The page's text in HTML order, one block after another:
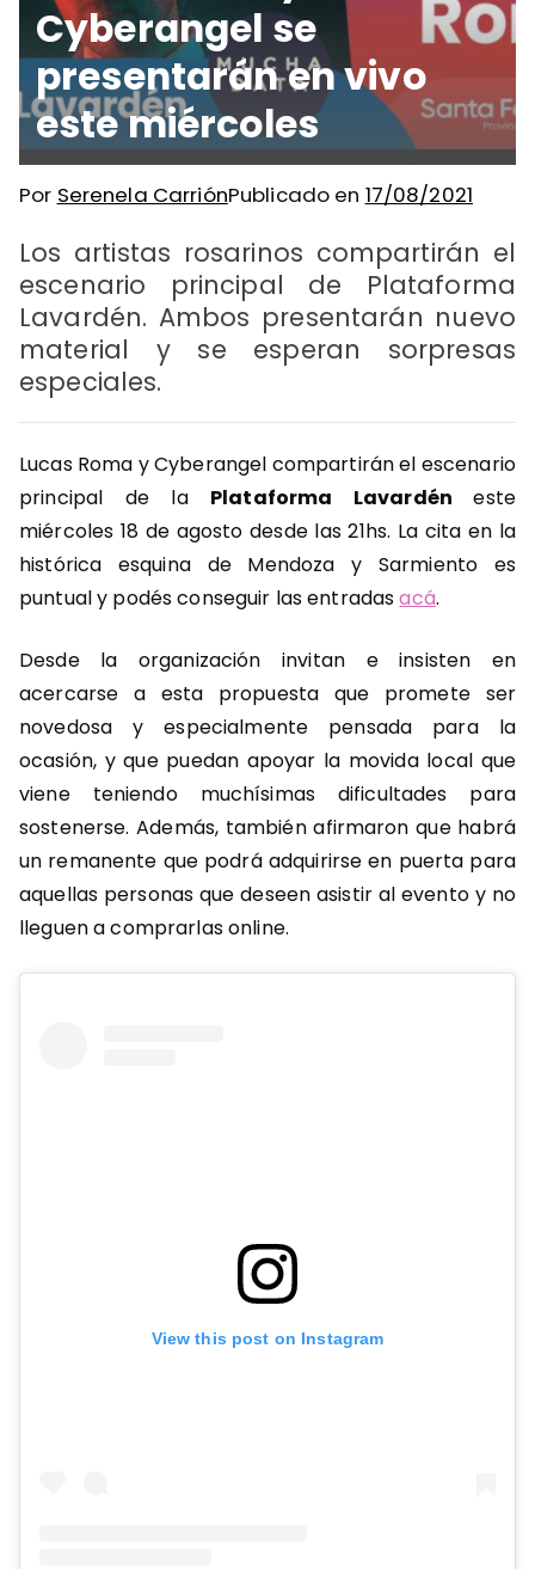
Cyberangel se
presentarán en vivo
este miércoles
Por Serenela CarriónPublicado en 17/08/2021
Los artistas rosarinos compartirán el
escenario principal de Plataforma
Lavardén. Ambos presentarán nuevo
material y se esperan sorpresas
especiales.
Lucas Roma y Cyberangel compartirán el escenario
principal de la Plataforma Lavardéneste
miércoles 18 de agosto desde las 21hs. La cita en la
histórica esquina de Mendoza y Sarmiento es
puntual y podés conseguir las entradasacá.
Desde la organización invitan e insisten en
acercarse a esta propuesta que promete ser
novedosa y especialmente pensada para la
ocasión, y que puedan apoyar la movida local que
viene teniendo muchísimas dificultades para
sostenerse. Además, también afirmaron que habrá
un remanente que podrá adquirirse en puerta para
aquellas personas que deseen asistir al evento y no
lleguen a comprarlas online.
View this post on Instagram